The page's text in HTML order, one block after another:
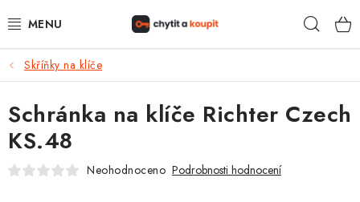
na
DŮM, BYT, ZAHRADA
ZÁMEČNICTVÍ - ZABEZPEČENÍ
KANCELÁŘ
Skříňky na klíče
Schránka na klíče Richter Czech
KS.48
Neohodnoceno Podrobnosti hodnocení